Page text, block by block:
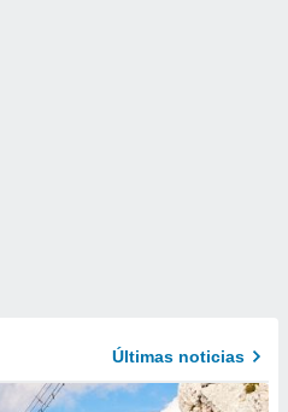
Últimas noticias